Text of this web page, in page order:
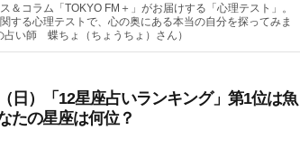
＆コラム「TOKYO FM＋」がお届けする「心理テスト」。
する心理テストで、心の奥にある本当の自分を探ってみま
占い師 蝶ちょ（ちょうちょ）さん）
日）「12星座占いランキング」第1位は魚
たの星座は何位？